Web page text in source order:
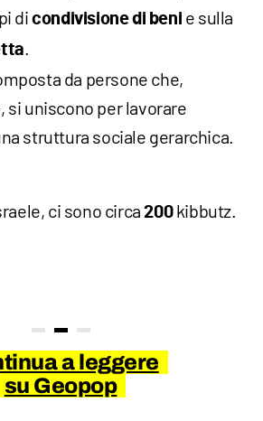
di condivisione di beni e sulla
da persone che,
uniscono per lavorare
struttura sociale gerarchica.
ci sono circa200kibbutz.
a leggere
su Geopop